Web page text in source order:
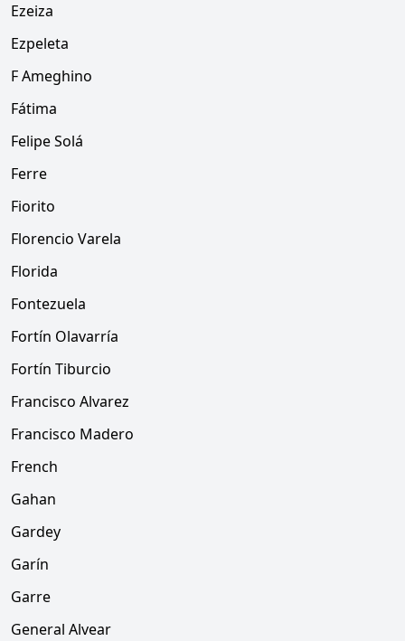
Ezeiza
Ezpeleta
F Ameghino
Fátima
Felipe Solá
Ferre
Fiorito
Florencio Varela
Florida
Fontezuela
Fortín Olavarría
Fortín Tiburcio
Francisco Alvarez
Francisco Madero
French
Gahan
Gardey
Garín
Garre
General Alvear